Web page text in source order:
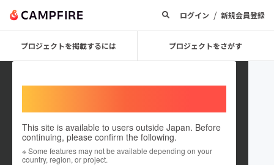
ログイン / 新規会員登録
プロジェクトを掲載するには プロジェクトをさがす
This site is available to users outside Japan. Before
continuing, please confirm the following.
※ Some features may not be available depending on your
country, region, or project.
Takuya Wakaoka